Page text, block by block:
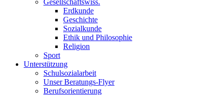
Erdkunde
Geschichte
Sozialkunde
Ethik und Philosophie
Religion
Sport
Unterstützung
Schulsozialarbeit
Unser Beratungs-Flyer
Berufsorientierung